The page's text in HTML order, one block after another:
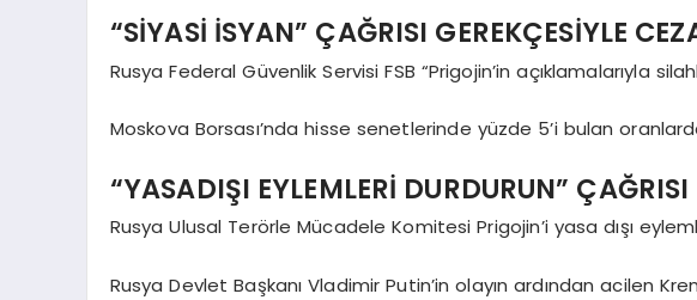
“SİYASİ İSYAN” ÇAĞRISI GEREKÇESİYLE
Rusya Federal Güvenlik Servisi FSB “Prigojin’in açıklamalarıyla
Moskova Borsası’nda hisse senetlerinde yüzde 5’i bulan
“YASADIŞI EYLEMLERİ DURDURUN” ÇAĞRISI
Rusya Ulusal Terörle Mücadele Komitesi Prigojin’i yasa dışı
Rusya Devlet Başkanı Vladimir Putin’in olayın ardından acilen